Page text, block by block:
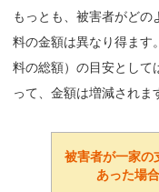
もっとも、被害者がど
料の金額は異なり得ます
料の総額）の目安として
って、金額は増減されま
被害者が一家の
あった場合